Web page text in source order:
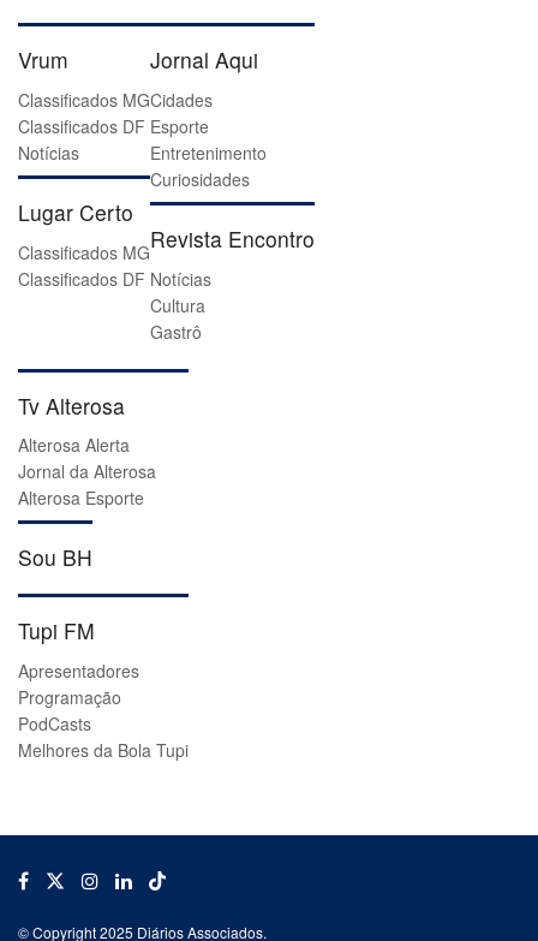
Vrum
Classificados MG
Classificados DF
Notícias
Lugar Certo
Classificados MG
Classificados DF
Jornal Aqui
Cidades
Esporte
Entretenimento
Curiosidades
Revista Encontro
Notícias
Cultura
Gastrô
Tv Alterosa
Alterosa Alerta
Jornal da Alterosa
Alterosa Esporte
Sou BH
Tupi FM
Apresentadores
Programação
PodCasts
Melhores da Bola Tupi
© Copyright 2025 Diários Associados.